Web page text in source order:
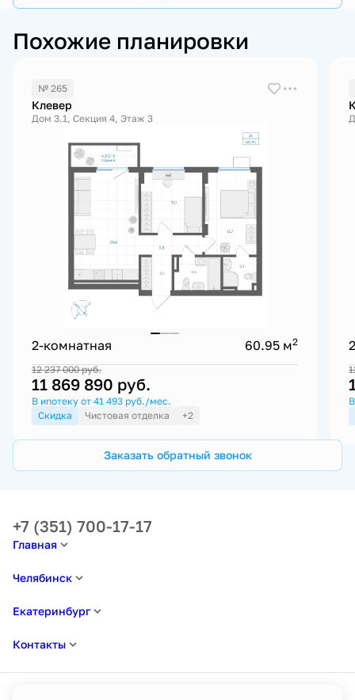
Похожие планировки
№ 265
Клевер
Дом 3.1, Секция 4, Этаж 3
2-комнатная 60.95 м2
12 237 000руб.
11 869 890 руб.
В ипотеку от 41 493 руб./мес.
Скидка
Чистовая отделка +2
Заказать обратный звонок
Главная
Челябинск
Екатеринбург
Контакты
+7 (351) 700-17-17